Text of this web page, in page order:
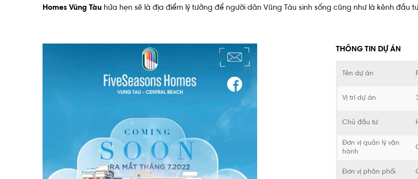
Homes Vũng Tàu hứa hẹn sẽ là địa điểm lý tưởng để người dân Vũng Tàu sinh sống cũng như là kênh đầu
THÔNG TIN DỰ ÁN
Tên dự án
Vị trí dự án
Chủ đầu tư
Đơn vị quản lý vận
hành
Đơn vị phân phối